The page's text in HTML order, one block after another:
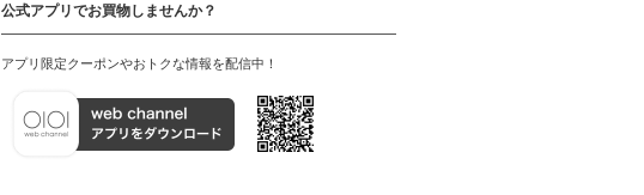
公式アプリでお買物しませんか？
アプリ限定クーポンやおトクな情報を配信中！